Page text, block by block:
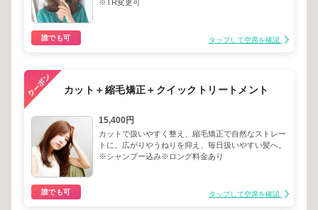
※TR変更可
誰でも可 タップして空席を確認
カット＋縮毛矯正＋クイックトリートメント
15,400円
カットで扱いやすく整え、縮毛矯正で自然なストレー
トに。広がりやうねりを抑え、毎日扱いやすい髪へ。
※シャンプー込み※ロング料金あり
誰でも可 タップして空席を確認